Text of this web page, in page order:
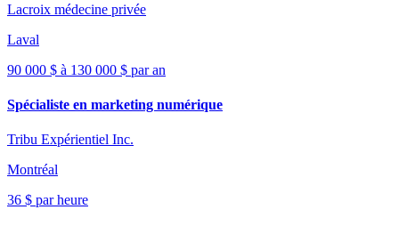
Lacroix médecine privée
Laval
90 000 $ à 130 000 $ par an
Spécialiste en marketing numérique
Tribu Expérientiel Inc.
Montréal
36 $ par heure